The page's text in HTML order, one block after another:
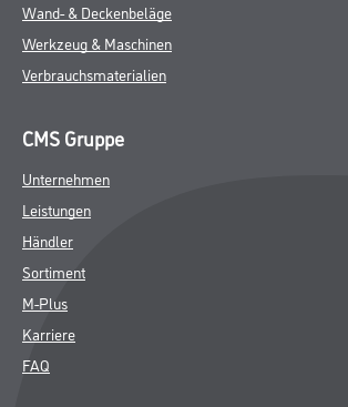
Wand- & Deckenbeläge
Werkzeug & Maschinen
Verbrauchsmaterialien
CMS Gruppe
Unternehmen
Leistungen
Händler
Sortiment
M-Plus
Karriere
FAQ